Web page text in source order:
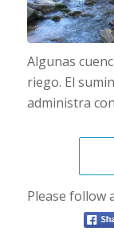
Algunas
riego. El
administra
Please follow